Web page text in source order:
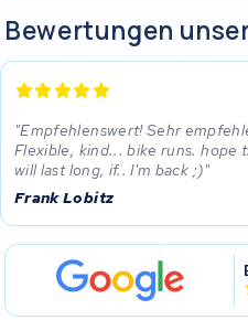
Bewertungen
Empfehlenswert! Sehr
Flexible, kind... bike runs. hope
will last long, if.. I'm back ;)
Frank Lobitz